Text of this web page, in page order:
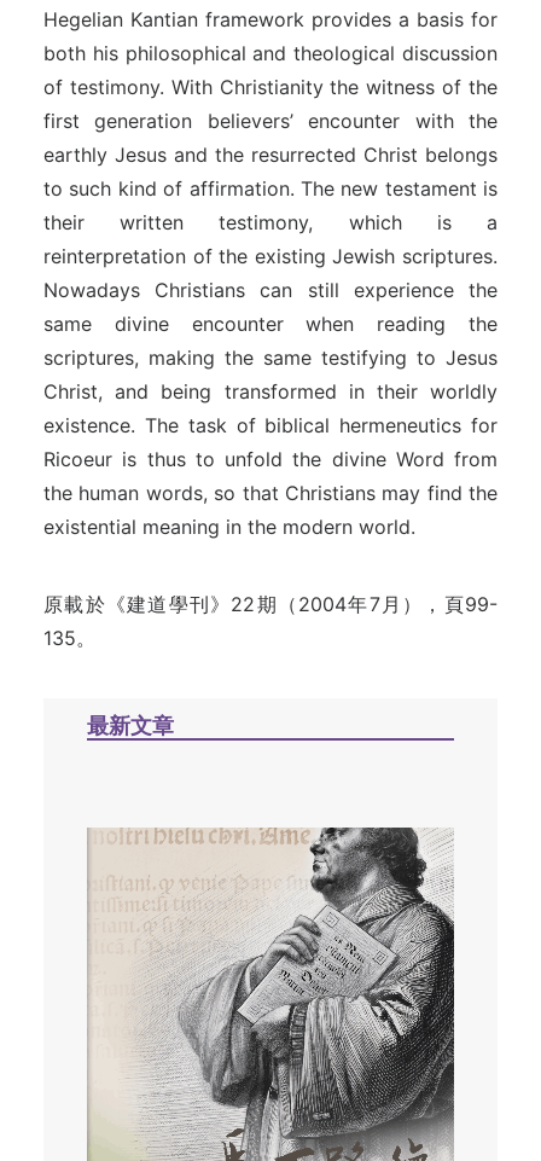
Hegelian Kantian framework provides a basis for
both his philosophical and theological discussion
of testimony. With Christianity the witness of the
first generation believers’ encounter with the
earthly Jesus and the resurrected Christ belongs
to such kind of affirmation. The new testament is
their written testimony, which is a
reinterpretation of the existing Jewish scriptures.
Nowadays Christians can still experience the
same divine encounter when reading the
scriptures, making the same testifying to Jesus
Christ, and being transformed in their worldly
existence. The task of biblical hermeneutics for
Ricoeur is thus to unfold the divine Word from
the human words, so that Christians may find the
existential meaning in the modern world.
原載於《建道學刊》22期（2004年7月），頁99-
135。
最新文章